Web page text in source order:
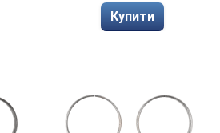
Купити